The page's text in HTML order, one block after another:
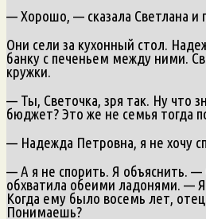
— Хорошо, — сказала Светлана и
Они сели за кухонный стол.
банку с печеньем между ними.
кружки.
— Ты, Светочка, зря так. Ну что
бюджет? Это же не семья тогда
— Надежда Петровна, я не хочу
— А я не спорить. Я объяснить. —
обхватила обеими ладонями. —
Когда ему было восемь лет,
Понимаешь?